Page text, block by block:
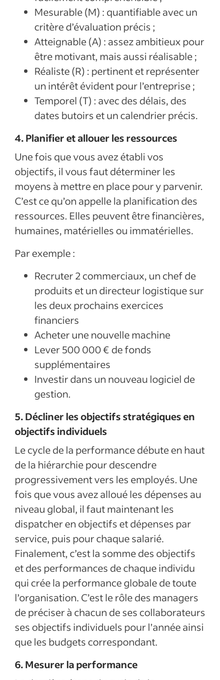
Mesurable (M) : quantifiable avec un
critère d’évaluation précis ;
Atteignable (A) : assez ambitieux pour
être motivant, mais aussi réalisable ;
Réaliste (R) : pertinent et représenter
un intérêt évident pour l’entreprise ;
Temporel (T) : avec des délais, des
dates butoirs et un calendrier précis.
4. Planifier et allouer les ressources
Une fois que vous avez établi vos
objectifs, il vous faut déterminer les
moyens à mettre en place pour y parvenir.
C’est ce qu’on appelle la planification des
ressources. Elles peuvent être financières,
humaines, matérielles ou immatérielles.
Par exemple :
Recruter 2 commerciaux, un chef de
produits et un directeur logistique sur
les deux prochains exercices
financiers
Acheter une nouvelle machine
Lever 500 000 € de fonds
supplémentaires
Investir dans un nouveau logiciel de
gestion.
5. Décliner les objectifs stratégiques en
objectifs individuels
Le cycle de la performance débute en haut
de la hiérarchie pour descendre
progressivement vers les employés. Une
fois que vous avez alloué les dépenses au
niveau global, il faut maintenant les
dispatcher en objectifs et dépenses par
service, puis pour chaque salarié.
Finalement, c’est la somme des objectifs
et des performances de chaque individu
qui crée la performance globale de toute
l’organisation. C’est le rôle des managers
de préciser à chacun de ses collaborateurs
ses objectifs individuels pour l’année ainsi
que les budgets correspondant.
6. Mesurer la performance